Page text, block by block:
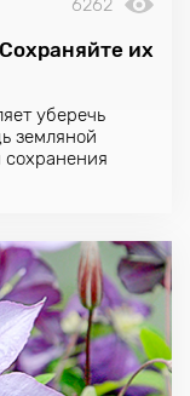
6262
их
уберечь
земляной
сохранения